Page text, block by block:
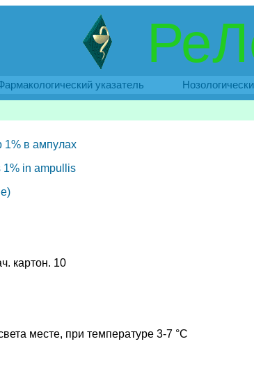
указатель
1% в ампулах
1% in ampullis
картон. 10
месте, при температуре 3-7 °C